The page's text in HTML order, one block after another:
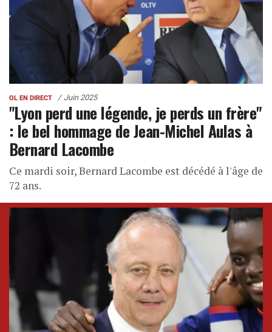
OL EN DIRECT Juin 2025
"Lyon perd une légende, je perds un frère"
: le bel hommage de Jean-Michel Aulas à
Bernard Lacombe
Ce mardi soir, Bernard Lacombe est décédé à l'âge de
72 ans.